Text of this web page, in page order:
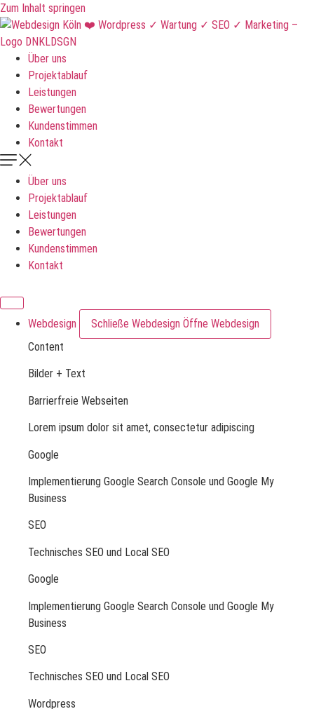
Zum Inhalt springen
Über uns
Projektablauf
Leistungen
Bewertungen
Kundenstimmen
Kontakt
Über uns
Projektablauf
Leistungen
Bewertungen
Kundenstimmen
Kontakt
Webdesign Schließe Webdesign Öffne Webdesign
Content
Bilder + Text
Barrierfreie Webseiten
Lorem ipsum dolor sit amet, consectetur adipiscing
Google
Implementierung Google Search Console und Google My
Business
SEO
Technisches SEO und Local SEO
Google
Implementierung Google Search Console und Google My
Business
SEO
Technisches SEO und Local SEO
Wordpress